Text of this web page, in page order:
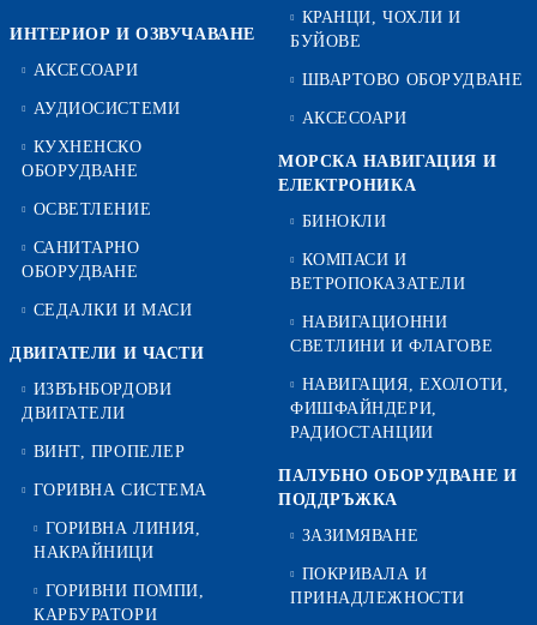
ИНТЕРИОР И ОЗВУЧАВАНЕ
АКСЕСОАРИ
АУДИОСИСТЕМИ
КУХНЕНСКО
ОБОРУДВАНЕ
ОСВЕТЛЕНИЕ
САНИТАРНО
ОБОРУДВАНЕ
СЕДАЛКИ И МАСИ
ДВИГАТЕЛИ И ЧАСТИ
ИЗВЪНБОРДОВИ
ДВИГАТЕЛИ
ВИНТ, ПРОПЕЛЕР
ГОРИВНА СИСТЕМА
ГОРИВНА ЛИНИЯ,
НАКРАЙНИЦИ
ГОРИВНИ ПОМПИ,
КАРБУРАТОРИ
КРАНЦИ, ЧОХЛИ И
БУЙОВЕ
ШВАРТОВО ОБОРУДВАНЕ
АКСЕСОАРИ
МОРСКА НАВИГАЦИЯ И
ЕЛЕКТРОНИКА
БИНОКЛИ
КОМПАСИ И
ВЕТРОПОКАЗАТЕЛИ
НАВИГАЦИОННИ
СВЕТЛИНИ И ФЛАГОВЕ
НАВИГАЦИЯ, ЕХОЛОТИ,
ФИШФАЙНДЕРИ,
РАДИОСТАНЦИИ
ПАЛУБНО ОБОРУДВАНЕ И
ПОДДРЪЖКА
ЗАЗИМЯВАНЕ
ПОКРИВАЛА И
ПРИНАДЛЕЖНОСТИ